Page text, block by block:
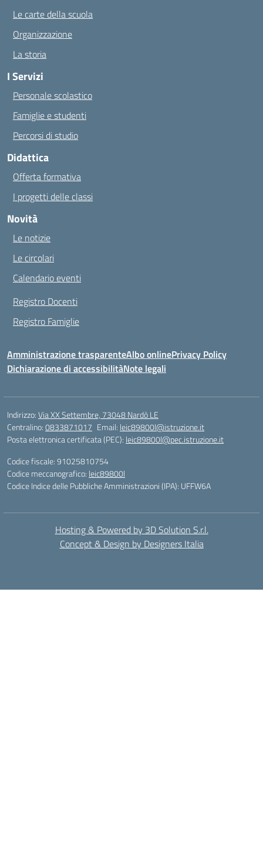
Le carte della scuola
Organizzazione
La storia
I Servizi
Personale scolastico
Famiglie e studenti
Percorsi di studio
Didattica
Offerta formativa
I progetti delle classi
Novità
Le notizie
Le circolari
Calendario eventi
Registro Docenti
Registro Famiglie
Amministrazione trasparenteAlbo onlinePrivacy Policy
Dichiarazione di accessibilitàNote legali
Indirizzo:Via XX Settembre, 73048 Nardò LE
Centralino:0833871017 Email: leic89800l@istruzione.it
Posta elettronica certificata (PEC): leic89800l@pec.istruzione.it
Codice fiscale: 91025810754
Codice meccanografico: leic89800l
Codice Indice delle Pubbliche Amministrazioni (IPA): UFFW6A
Hosting & Powered by 3D Solution S.r.l.
Concept & Design by Designers Italia